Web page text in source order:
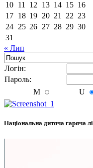
10 11 12 13 14 15 16
17 18 19 20 21 22 23
24 25 26 27 28 29 30
31
« Лип
Логiн:
Пароль:
M
U
Національна дитяча гаряча